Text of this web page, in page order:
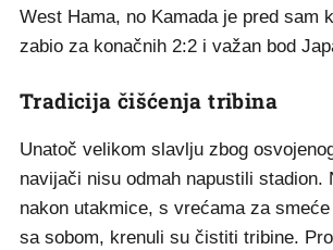
West Hama, no Kamada je pred sam
zabio za konačnih 2:2 i važan bod
Tradicija čišćenja tribina
Unatoč velikom slavlju zbog
navijači nisu odmah napustili stadion.
nakon utakmice, s vrećama za
sa sobom, krenuli su čistiti tribine.